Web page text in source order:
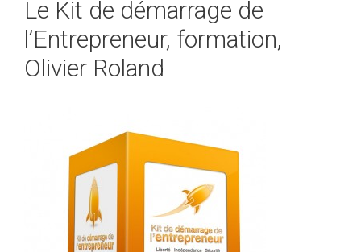
Le Kit de démarrage de
l’Entrepreneur, formation,
Olivier Roland